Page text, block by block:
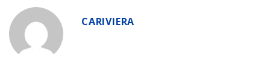
CARIVIERA